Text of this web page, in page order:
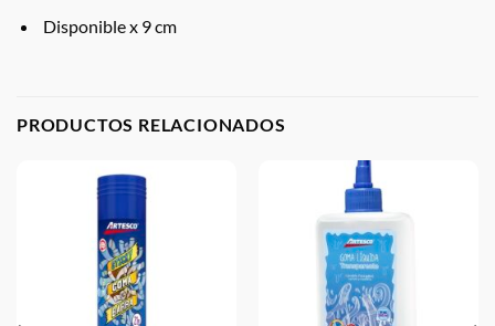
Disponible x 9 cm
PRODUCTOS RELACIONADOS